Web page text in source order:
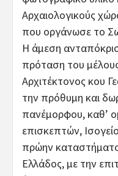
Αρχαιολογικούς
που οργάνωσε το
Η άμεση
πρόταση του
Αρχιτέκτονος κου
την πρόθυμη και
πανέμορφου, καθ’
επισκεπτών,
πρώην
Ελλάδος, με την